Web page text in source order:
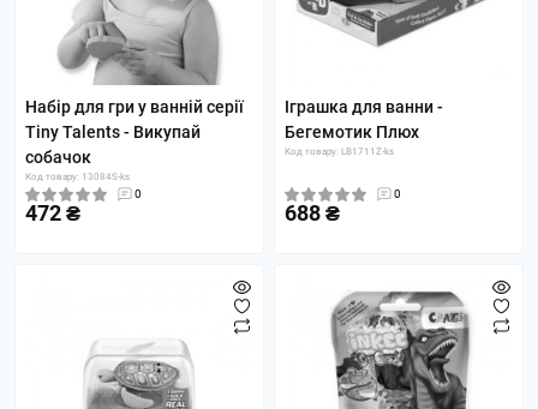
Набір для гри у ванній серії
Tiny Talents - Викупай
собачок
Код товару: 13084S-ks
0
472 ₴
Іграшка для ванни -
Бегемотик Плюх
Код товару: LB1711Z-ks
0
688 ₴